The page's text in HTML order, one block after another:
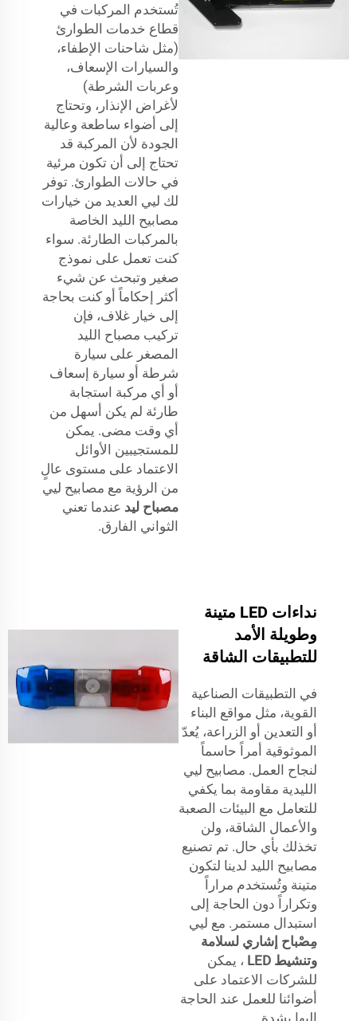
تُستخدم المركبات في
قطاع خدمات الطوارئ
(مثل شاحنات الإطفاء،
والسيارات الإسعاف،
وعربات الشرطة)
لأغراض الإنذار، وتحتاج
إلى أضواء ساطعة وعالية
الجودة لأن المركبة قد
تحتاج إلى أن تكون مرئية
في حالات الطوارئ. توفر
لك ليي العديد من خيارات
مصابيح الليد الخاصة
بالمركبات الطارئة. سواء
كنت تعمل على نموذج
صغير وتبحث عن شيء
أكثر إحكاماً أو كنت بحاجة
إلى خيار غلاف، فإن
تركيب مصباح الليد
المصغر على سيارة
شرطة أو سيارة إسعاف
أو أي مركبة استجابة
طارئة لم يكن أسهل من
أي وقت مضى. يمكن
للمستجيبين الأوائل
الاعتماد على مستوى عالٍ
من الرؤية مع مصابيح ليي
مصباح ليد عندما تعني
الثواني الفارق.
نداءات LED متينة
وطويلة الأمد
للتطبيقات الشاقة
في التطبيقات الصناعية
القوية، مثل مواقع البناء
أو التعدين أو الزراعة، يُعدّ
الموثوقية أمراً حاسماً
لنجاح العمل. مصابيح ليي
الليدية مقاومة بما يكفي
للتعامل مع البيئات الصعبة
والأعمال الشاقة، ولن
تخذلك بأي حال. تم تصنيع
مصابيح الليد لدينا لتكون
متينة وتُستخدم مراراً
وتكراراً دون الحاجة إلى
استبدال مستمر. مع ليي
مِصْباح إشاري لسلامة
وتنشيط LED
، يمكن
للشركات الاعتماد على
أضوائنا للعمل عند الحاجة
إليها بشدة.